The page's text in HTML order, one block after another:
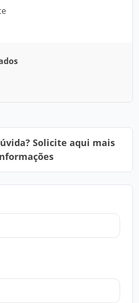
Solicite aqui mais